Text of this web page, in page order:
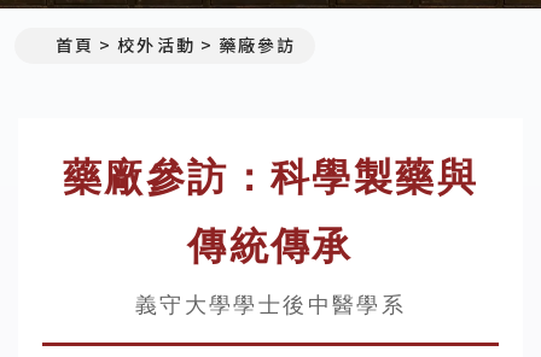
首頁 校外活動 藥廠參訪
藥廠參訪：科學製藥與
傳統傳承
義守大學學士後中醫學系